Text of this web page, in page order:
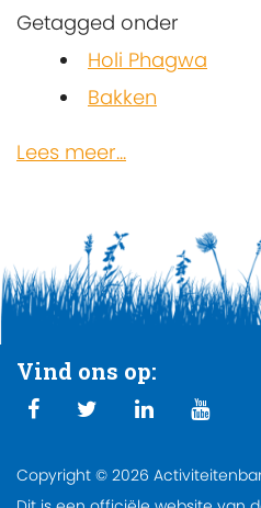
Getagged onder
Holi Phagwa
Bakken
Lees meer...
Vind ons op:
Copyright © 2026